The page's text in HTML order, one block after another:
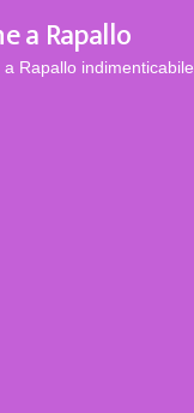
a Rapallo
Rapallo indimenticabile.